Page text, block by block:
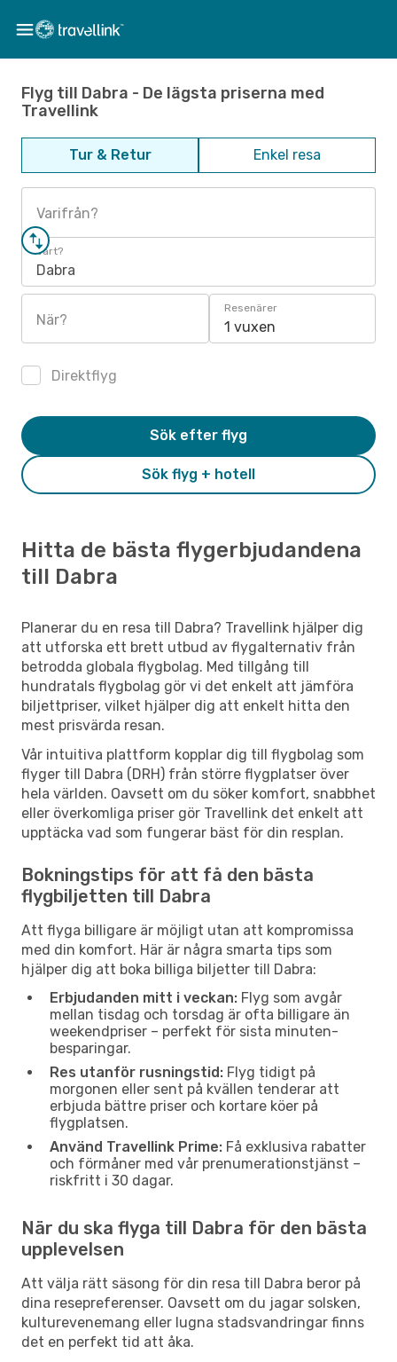
Flyg till Dabra - De lägsta priserna med
Travellink
Tur & Retur Enkel resa
Varifrån?
Vart?
Dabra
När?
Resenärer
1 vuxen
Direktflyg
Sök flyg + hotell
Sök efter flyg
Hitta de bästa flygerbjudandena
till Dabra
Planerar du en resa till Dabra? Travellink hjälper dig
att utforska ett brett utbud av flygalternativ från
betrodda globala flygbolag. Med tillgång till
hundratals flygbolag gör vi det enkelt att jämföra
biljettpriser, vilket hjälper dig att enkelt hitta den
mest prisvärda resan.
Vår intuitiva plattform kopplar dig till flygbolag som
flyger till Dabra (DRH) från större flygplatser över
hela världen. Oavsett om du söker komfort, snabbhet
eller överkomliga priser gör Travellink det enkelt att
upptäcka vad som fungerar bäst för din resplan.
Bokningstips för att få den bästa
flygbiljetten till Dabra
Att flyga billigare är möjligt utan att kompromissa
med din komfort. Här är några smarta tips som
hjälper dig att boka billiga biljetter till Dabra:
Erbjudanden mitt i veckan: Flyg som avgår
mellan tisdag och torsdag är ofta billigare än
weekendpriser – perfekt för sista minuten-
besparingar.
Res utanför rusningstid: Flyg tidigt på
morgonen eller sent på kvällen tenderar att
erbjuda bättre priser och kortare köer på
flygplatsen.
Använd Travellink Prime: Få exklusiva rabatter
och förmåner med vår prenumerationstjänst –
riskfritt i 30 dagar.
När du ska flyga till Dabra för den bästa
upplevelsen
Att välja rätt säsong för din resa till Dabra beror på
dina resepreferenser. Oavsett om du jagar solsken,
kulturevenemang eller lugna stadsvandringar finns
det en perfekt tid att åka.